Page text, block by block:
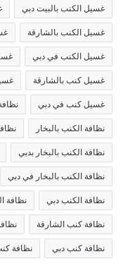
غسيل الكنب بالبيت دبي
غسيل الكنب بالشارقة
غسيل الكنب في دبي
غسيل كنب بالشارقة
غسيل كنب في دبي
نظافة الكنب بالبخار
نظافة الكنب بالبخار بدبي
نظافة الكنب بالبخار في دبي
نظافة الكنب دبي نظافة
نظافة كنب الشارقة
نظافة كنب دبي نظافة